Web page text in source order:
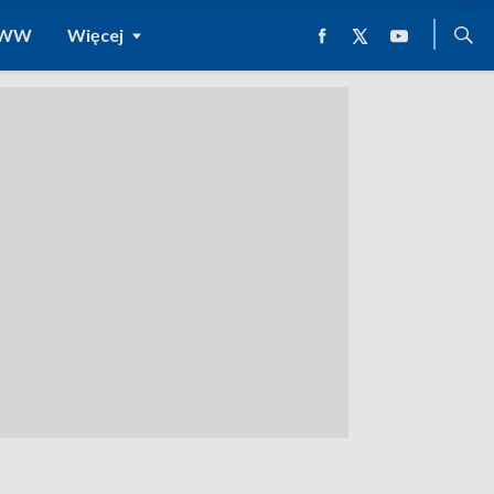
Więcej